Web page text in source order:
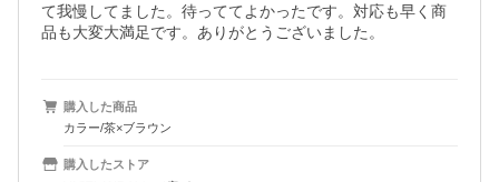
て我慢してました。待っててよかったです。対応も早く商
品も大変大満足です。ありがとうございました。
購入した商品
カラー/茶×ブラウン
購入したストア